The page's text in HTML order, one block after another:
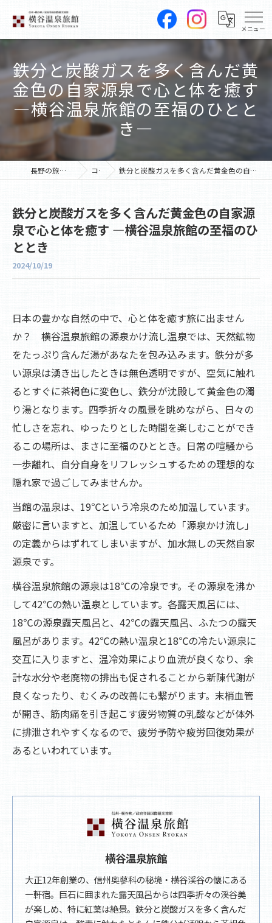
鉄分と炭酸ガスを多く含んだ黄
金色の自家源泉で心と体を癒す
—横谷温泉旅館の至福のひとと
き—
長野の旅館なら横谷温泉旅館 コラム 鉄分と炭酸ガスを多く含んだ黄金色の自家源泉で心と体を癒す —横谷温泉旅館の至福のひととき
鉄分と炭酸ガスを多く含んだ黄金色の自家源
泉で心と体を癒す —横谷温泉旅館の至福のひ
ととき
2024/10/19
日本の豊かな自然の中で、心と体を癒す旅に出ません
か？ 横谷温泉旅館の源泉かけ流し温泉では、天然鉱物
をたっぷり含んだ湯があなたを包み込みます。鉄分が多
い源泉は湧き出したときは無色透明ですが、空気に触れ
るとすぐに茶褐色に変色し、鉄分が沈殿して黄金色の濁
り湯となります。四季折々の風景を眺めながら、日々の
忙しさを忘れ、ゆったりとした時間を楽しむことができ
るこの場所は、まさに至福のひととき。日常の喧騒から
一歩離れ、自分自身をリフレッシュするための理想的な
隠れ家で過ごしてみませんか。
当館の温泉は、19℃という冷泉のため加温しています。
厳密に言いますと、加温しているため「源泉かけ流し」
の定義からはずれてしまいますが、加水無しの天然自家
源泉です。
横谷温泉旅館の源泉は18℃の冷泉です。その源泉を沸か
して42℃の熱い温泉としています。各露天風呂には、
18℃の源泉露天風呂と、42℃の露天風呂、ふたつの露天
風呂があります。42℃の熱い温泉と18℃の冷たい源泉に
交互に入りますと、温冷効果により血流が良くなり、余
計な水分や老廃物の排出も促されることから新陳代謝が
良くなったり、むくみの改善にも繋がります。末梢血管
が開き、筋肉痛を引き起こす疲労物質の乳酸などが体外
に排泄されやすくなるので、疲労予防や疲労回復効果が
あるといわれています。
横谷温泉旅館
大正12年創業の、信州奥蓼科の秘境・横谷渓谷の懐にある
一軒宿。巨石に囲まれた露天風呂からは四季折々の渓谷美
が楽しめ、特に紅葉は絶景。鉄分と炭酸ガスを多く含んだ